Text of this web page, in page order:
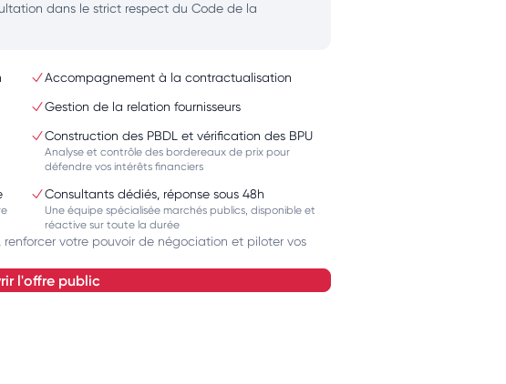
dans le strict respect du Code de la
Accompagnement à la contractualisation
Gestion de la relation fournisseurs
Construction des PBDL et vérification des BPU
Analyse et contrôle des bordereaux de prix pour
défendre vos intérêts financiers
Consultants dédiés, réponse sous 48h
Une équipe spécialisée marchés publics, disponible et
réactive sur toute la durée
votre pouvoir de négociation et piloter vos
l'offre public